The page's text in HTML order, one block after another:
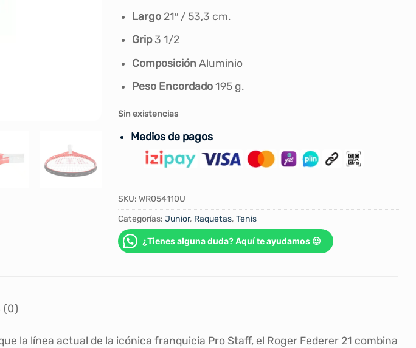
Largo21″ / 53,3 cm.
Grip3 1/2
ComposiciónAluminio
Peso Encordado195 g.
Sin existencias
Medios de pagos
SKU: WR054110U
Categorías: Junior, Raquetas, Tenis
¿Tienes alguna duda? Aquí te ayudamos 😉
(0)
la línea actual de la icónica franquicia Pro Staff, el Roger Federer 21 combina